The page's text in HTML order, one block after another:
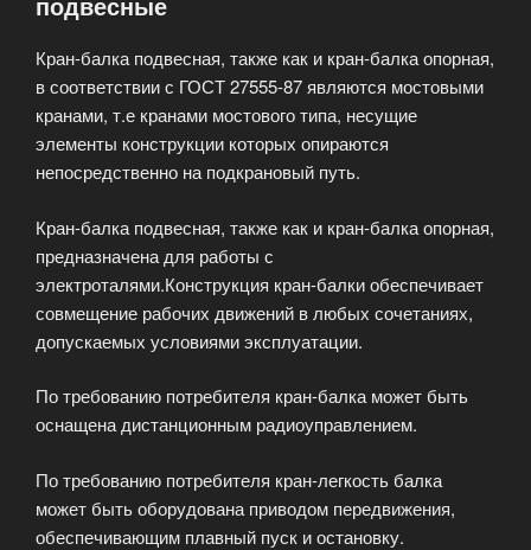
Кран-балка подвесная, также как и кран-балка опорная,
в соответствии с ГОСТ 27555-87 являются мостовыми
кранами, т.е кранами мостового типа, несущие
элементы конструкции которых опираются
непосредственно на подкрановый путь.
Кран-балка подвесная, также как и кран-балка опорная,
предназначена для работы с
электроталями.Конструкция кран-балки обеспечивает
совмещение рабочих движений в любых сочетаниях,
допускаемых условиями эксплуатации.
По требованию потребителя кран-балка может быть
оснащена дистанционным радиоуправлением.
По требованию потребителя кран-легкость балка
может быть оборудована приводом передвижения,
обеспечивающим плавный пуск и остановку.